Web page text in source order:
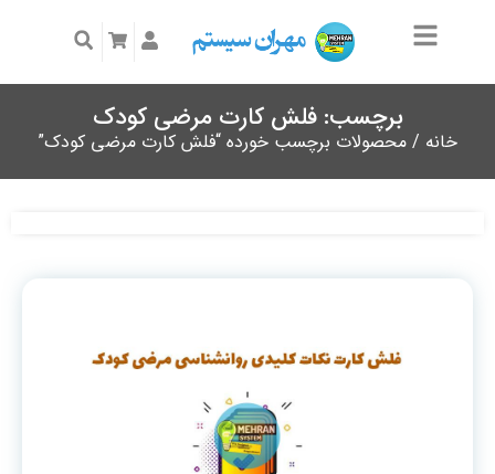
برچسب: فلش کارت مرضی کودک
خانه / محصولات برچسب خورده “فلش کارت مرضی کودک”